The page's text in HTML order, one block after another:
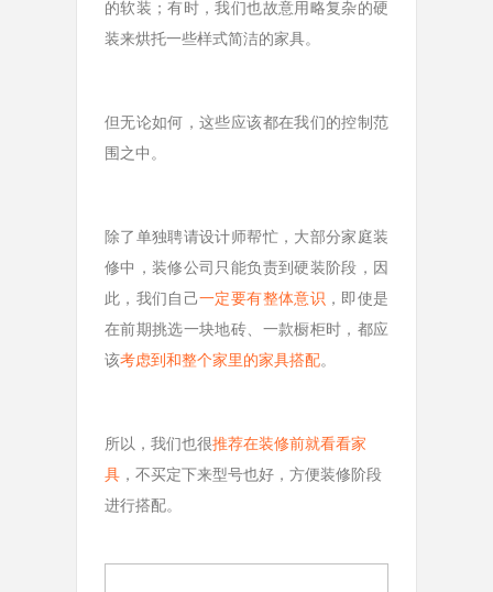
的软装；有时，我们也故意用略复杂的硬
装来烘托一些样式简洁的家具。
但无论如何，这些应该都在我们的控制范
围之中。
除了单独聘请设计师帮忙，大部分家庭装
修中，装修公司只能负责到硬装阶段，因
此，我们自己一定要有整体意识 ，即使是
在前期挑选一块地砖、一款橱柜时，都应
该考虑到和整个家里的家具搭配。
所以，我们也很推荐在装修前就看看家
具，不买定下来型号也好，方便装修阶段
进行搭配。